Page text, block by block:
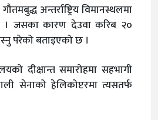
अन्तर्राष्ट्रिय विमानस्थलमा
। जसका कारण देउवा करिब २०
परेको बताइएको छ ।
दीक्षान्त समारोहमा सहभागी
सेनाको हेलिकोप्टरमा त्यसतर्फ